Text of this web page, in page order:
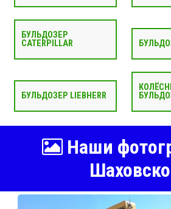
БУЛЬДОЗЕР
CATERPILLAR
БУЛЬДОЗЕР LIEBHERR
Наши